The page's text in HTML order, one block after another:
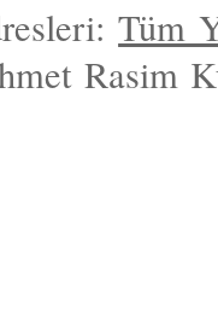
Tüm
Rasim